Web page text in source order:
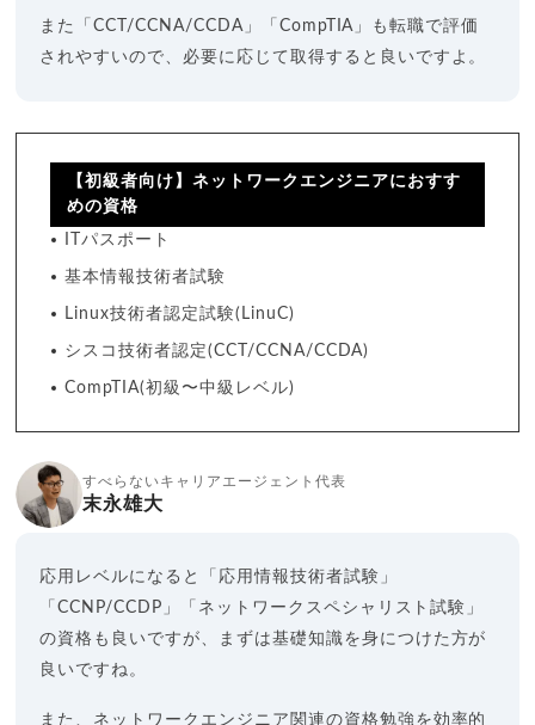
また「CCT/CCNA/CCDA」「CompTIA」も転職で評価
されやすいので、必要に応じて取得すると良いですよ。
【初級者向け】ネットワークエンジニアにおすす
めの資格
ITパスポート
基本情報技術者試験
Linux技術者認定試験(LinuC)
シスコ技術者認定(CCT/CCNA/CCDA)
CompTIA(初級〜中級レベル)
すべらないキャリアエージェント代表
末永雄大
応用レベルになると「応用情報技術者試験」
「CCNP/CCDP」「ネットワークスペシャリスト試験」
の資格も良いですが、まずは基礎知識を身につけた方が
良いですね。
また、ネットワークエンジニア関連の資格勉強を効率的